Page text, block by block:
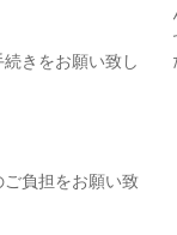
きをお願い致し
ご負担をお願い致